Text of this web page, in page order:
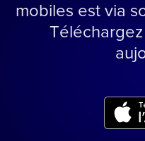
mobiles est via